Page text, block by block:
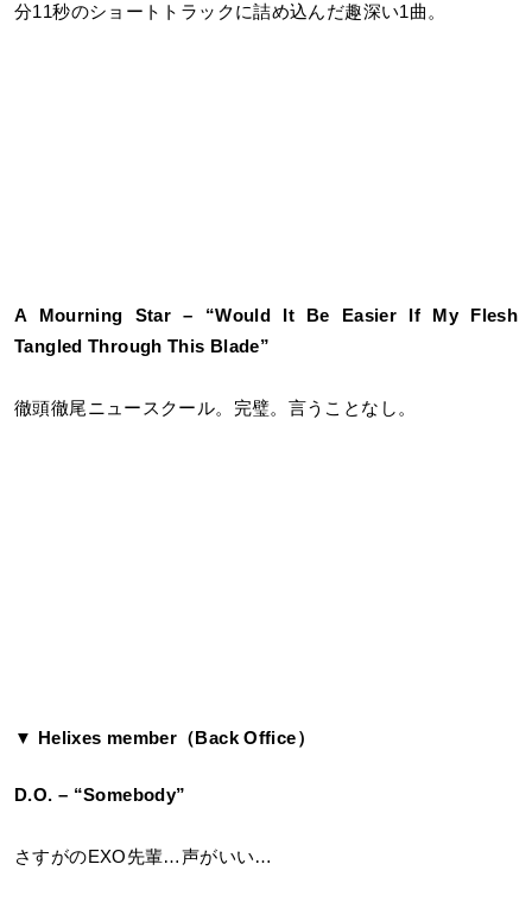
分11秒のショートトラックに詰め込んだ趣深い1曲。
A Mourning Star – “Would It Be Easier If My Flesh
Tangled Through This Blade”
徹頭徹尾ニュースクール。完璧。言うことなし。
▼ Helixes member（Back Office）
D.O. – “Somebody”
さすがのEXO先輩…声がいい…